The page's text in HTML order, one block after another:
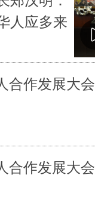
人应多来
合作发展大
合作发展大